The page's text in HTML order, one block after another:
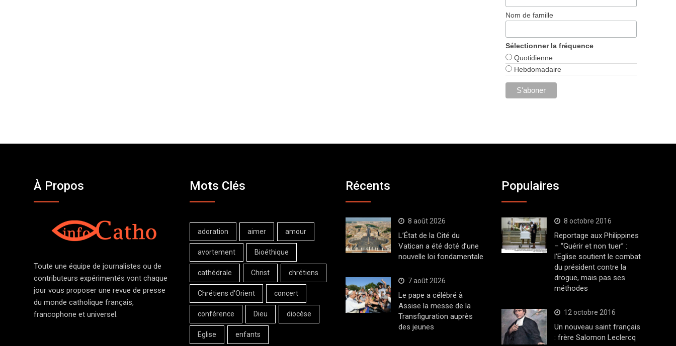
Nom de famille
Sélectionner la fréquence
Quotidienne
Hebdomadaire
À Propos
Toute une équipe de journalistes ou de
contributeurs expérimentés vont chaque
jour vous proposer une revue de presse
du monde catholique français,
francophone et universel.
Mots Clés
adoration aimer amour
avortement Bioéthique
cathédrale Christ chrétiens
Chrétiens d'Orient concert
conférence Dieu diocèse
Eglise enfants
Récents
8 août 2026
L’État de la Cité du
Vatican a été doté d’une
nouvelle loi fondamentale
7 août 2026
Le pape a célébré à
Assise la messe de la
Transfiguration auprès
des jeunes
Populaires
8 octobre 2016
Reportage aux Philippines
– “Guérir et non tuer” :
l’Eglise soutient le combat
du président contre la
drogue, mais pas ses
méthodes
12 octobre 2016
Un nouveau saint français
: frère Salomon Leclercq